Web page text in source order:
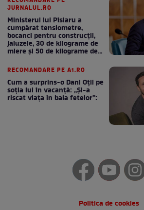
JURNALUL.RO
Ministerul lui Pîslaru a
cumpărat tensiometre,
bocanci pentru construcții,
jaluzele, 30 de kilograme de
miere și 50 de kilograme de
RECOMANDARE PE A1.RO
Cum a surprins-o Dani Oțil pe
soția lui în vacanță: „Și-a
riscat viața în baia fetelor”:
Politica de cookies